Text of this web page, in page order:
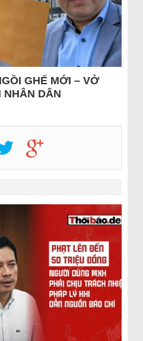
GHẾ MỚI – VỞ
NHÂN DÂN